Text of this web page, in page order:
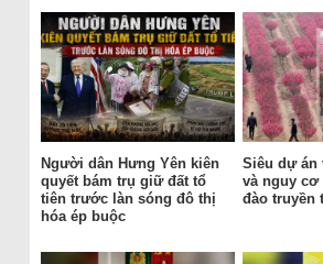
Người dân Hưng Yên kiên
quyết bám trụ giữ đất tổ
tiên trước làn sóng đô thị
hóa ép buộc
Siêu dự án
và nguy cơ
đào truyền